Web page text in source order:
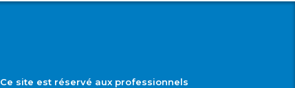
Ce site est réservé aux professionnels